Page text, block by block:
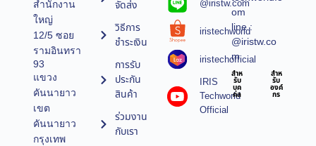
สำนักงาน
ใหญ่
12/5 ซอย
รามอินทรา
93
แขวง
คันนายาว
เขต
คันนายาว
กรุงเทพ
จัดส่ง
วิธีการ
ชำระเงิน
การรับ
ประกัน
สินค้า
ร่วมงาน
กับเรา
@iristw.com
iristechworld
iristechofficial
IRIS
Techworld
Official
om
line :
@iristw.co
m
สำห
รับ
บุค
คล
สำห
รับ
องค์
กร